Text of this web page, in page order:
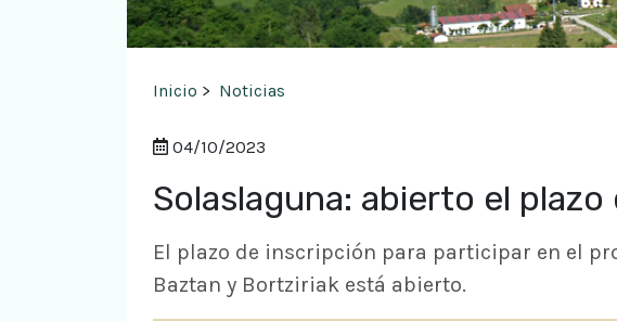
Inicio > Noticias
04/10/2023
Solaslaguna: abierto el
El plazo de inscripción para participar en el
Baztan y Bortziriak está abierto.